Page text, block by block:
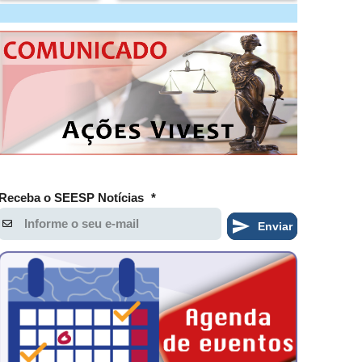
Receba o SEESP Notícias *
Enviar